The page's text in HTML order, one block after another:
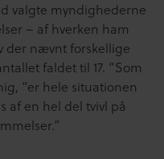
valgte myndighederne
– af hverken ham
der nævnt forskellige
faldet til 17. ”Som
“er hele situationen
af en hel del tvivl på